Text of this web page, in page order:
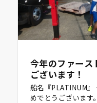
今年のファース
ございます！
船名『PLATINUM